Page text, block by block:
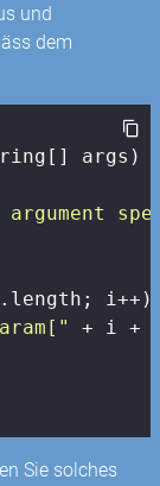
und
dem
args)
argument
+ i +
Sie solches